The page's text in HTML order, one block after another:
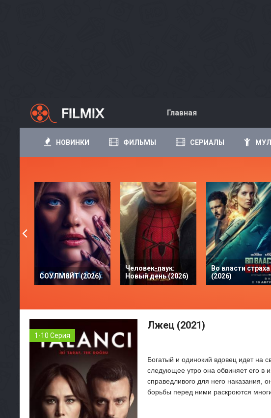
Главная
НОВИНКИ ФИЛЬМЫ СЕРИАЛЫ
СОУЛМ8ЙТ (2026)
Человек-паук:
Новый день (2026)
Во власти страха
(2026)
1-10 Серия
Лжец (2021)
Богатый и одинокий вдовец идет на
следующее утро она обвиняет его в
справедливого для него наказания,
борьбы перед ними раскроются